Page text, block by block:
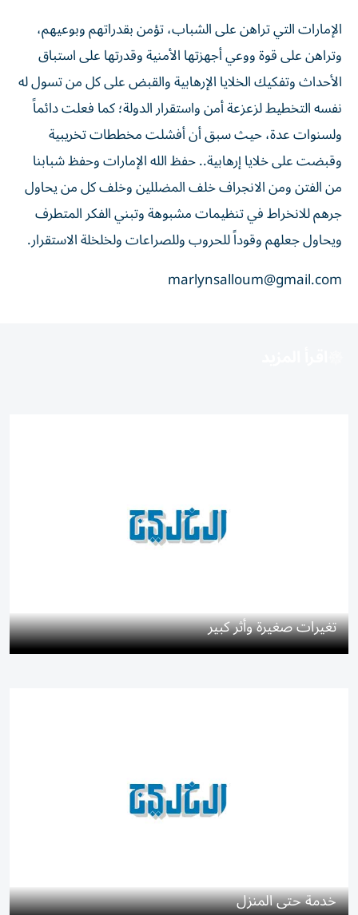
الإمارات التي تراهن على الشباب، تؤمن بقدراتهم وبوعيهم،
وتراهن على قوة ووعي أجهزتها الأمنية وقدرتها على استباق
الأحداث وتفكيك الخلايا الإرهابية والقبض على كل من تسول له
نفسه التخطيط لزعزعة أمن واستقرار الدولة؛ كما فعلت دائماً
ولسنوات عدة، حيث سبق أن أفشلت مخططات تخريبية
وقبضت على خلايا إرهابية.. حفظ الله الإمارات وحفظ شبابنا
من الفتن ومن الانجراف خلف المضللين وخلف كل من يحاول
جرهم للانخراط في تنظيمات مشبوهة وتبني الفكر المتطرف
ويحاول جعلهم وقوداً للحروب وللصراعات ولخلخلة الاستقرار.
marlynsalloum@gmail.com
تغيرات صغيرة وأثر كبير
خدمة حتى المنزل